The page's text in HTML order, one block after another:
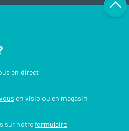
en direct
en visio ou en magasin
sur notreformulaire